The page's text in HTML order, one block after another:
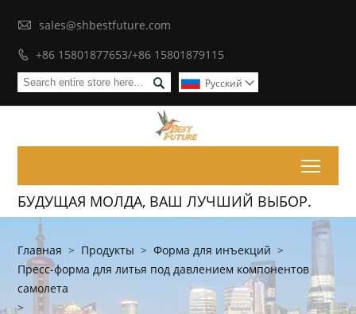
 sales@shbestfuture.com
 +86 15801877653/+86 15801879115
 Pусский 
БУДУЩАЯ МОЛДА, ВАШ ЛУЧШИЙ ВЫБОР.
Главная > Продукты > Форма для инъекций >
Пресс-форма для литья под давлением компонентов
самолета
>